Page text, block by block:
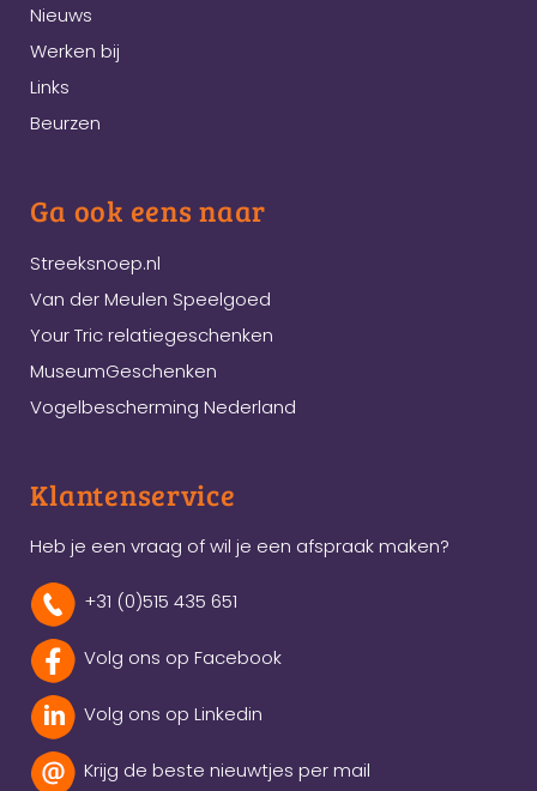
Nieuws
Werken bij
Links
Beurzen
Ga ook eens naar
Streeksnoep.nl
Van der Meulen Speelgoed
Your Tric relatiegeschenken
MuseumGeschenken
Vogelbescherming Nederland
Klantenservice
Heb je een vraag of wil je een afspraak maken?
+31 (0)515 435 651
Volg ons op Facebook
Volg ons op Linkedin
Krijg de beste nieuwtjes per mail